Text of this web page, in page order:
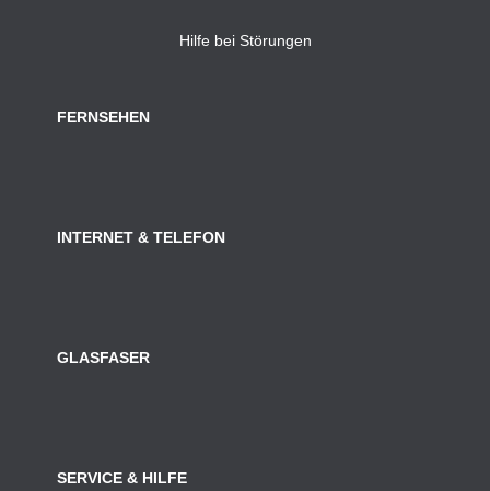
Hilfe bei Störungen
FERNSEHEN
INTERNET & TELEFON
GLASFASER
SERVICE & HILFE